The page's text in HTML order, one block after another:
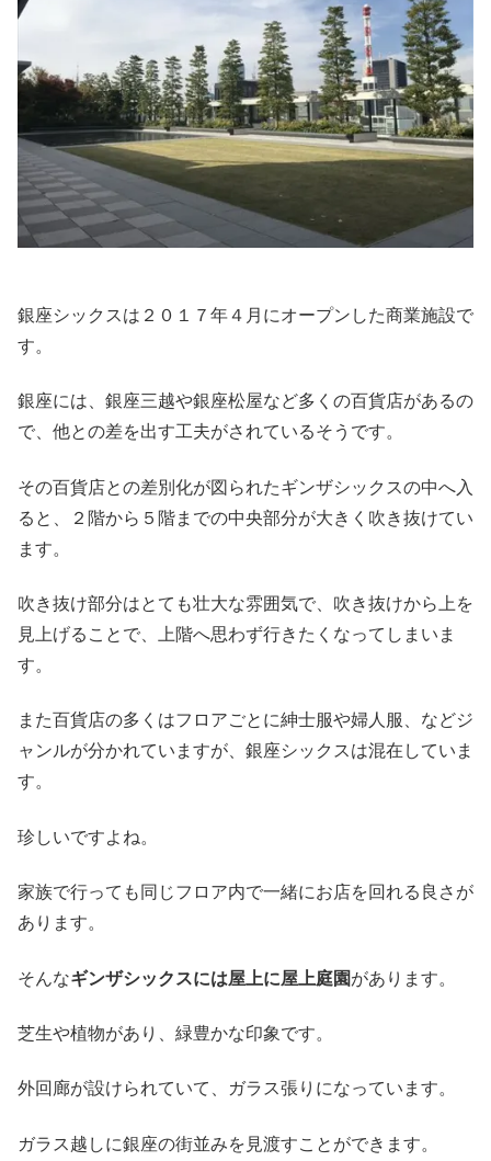
銀座シックスは２０１７年４月にオープンした商業施設で
す。
銀座には、銀座三越や銀座松屋など多くの百貨店があるの
で、他との差を出す工夫がされているそうです。
その百貨店との差別化が図られたギンザシックスの中へ入
ると、２階から５階までの中央部分が大きく吹き抜けてい
ます。
吹き抜け部分はとても壮大な雰囲気で、吹き抜けから上を
見上げることで、上階へ思わず行きたくなってしまいま
す。
また百貨店の多くはフロアごとに紳士服や婦人服、などジ
ャンルが分かれていますが、銀座シックスは混在していま
す。
珍しいですよね。
家族で行っても同じフロア内で一緒にお店を回れる良さが
あります。
そんなギンザシックスには屋上に屋上庭園があります。
芝生や植物があり、緑豊かな印象です。
外回廊が設けられていて、ガラス張りになっています。
ガラス越しに銀座の街並みを見渡すことができます。